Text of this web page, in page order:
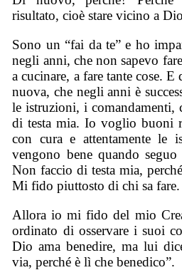
risultato, cioè stare vicino a
Sono un “fai da te” e ho
negli anni, che non sapevo
a cucinare, a fare tante cose.
nuova, che negli anni è
le istruzioni, i comandamenti,
di testa mia. Io voglio buoni
con cura e attentamente le
vengono bene quando
Non faccio di testa mia,
Mi fido piuttosto di chi sa fare.
Allora io mi fido del mio
ordinato di osservare i suoi
Dio ama benedire, ma lui
via, perché è lì che benedico”.